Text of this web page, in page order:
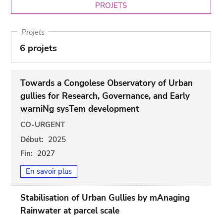
PROJETS
Projets
6 projets
Towards a Congolese Observatory of Urban
gullies for Research, Governance, and Early
warniNg sysTem development
CO-URGENT
Début: 2025
Fin: 2027
En savoir plus
Stabilisation of Urban Gullies by mAnaging
Rainwater at parcel scale